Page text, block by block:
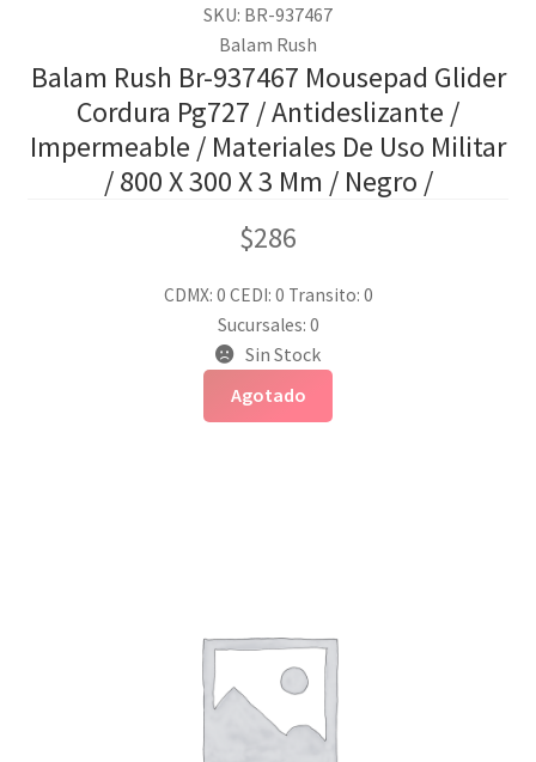
SKU: BR-937467
Balam Rush
Balam Rush Br-937467 Mousepad Glider
Cordura Pg727 / Antideslizante /
Impermeable / Materiales De Uso Militar
/ 800 X 300 X 3 Mm / Negro /
$286
CDMX: 0 CEDI: 0 Transito: 0
Sucursales: 0
Sin Stock
Agotado